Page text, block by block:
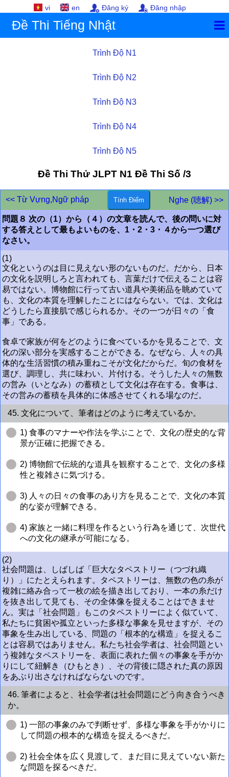
vi en Đăng ký Đăng nhập
Đề Thi Tiếng Nhật
Trình Độ N1
Trình Độ N2
Trình Độ N3
Trình Độ N4
Trình Độ N5
Đề Thi Thử JLPT N1 Đề Thi Số /3
<< Từ Vựng,Ngữ pháp Nghe (聴解) >>
問題８ 次の（1）から（４）の文章を読んで、後の問いに対
する答えとして最もよいものを、1・2・3・４から一つ選び
なさい。
(1)
文化というのは目に見えない形のないものだ。だから、日本
の文化を説明しろと言われても、言葉だけで伝えることは容
易ではない。博物館に行って古い道具や美術品を眺めていて
も、文化の本質を理解したことにはならない。では、文化は
どうしたら直接肌で感じられるか。その一つが日々の「食
事」である。
食卓で家族が何をどのように食べているかを見ることで、文
化の深い部分を実感することができる。なぜなら、人々の具
体的な生活習慣の積み重ねこそが文化だからだ。旬の食材を
選び、調理し、共に味わい、片付ける。そうした人々の無数
の営み（いとなみ）の蓄積として文化は存在する。食事は、
その営みの蓄積を具体的に体感させてくれる場なのだ。
45. 文化について、筆者はどのように考えているか。
1) 食事のマナーや作法を学ぶことで、文化の歴史的な背
景が正確に把握できる。
2) 博物館で伝統的な道具を観察することで、文化の多様
性と複雑さに気づける。
3) 人々の日々の食事のあり方を見ることで、文化の本質
的な姿が理解できる。
4) 家族と一緒に料理を作るという行為を通じて、次世代
への文化の継承が可能になる。
(2)
社会問題は、しばしば「巨大なタペストリー（つづれ織
り）」にたとえられます。タペストリーは、無数の色の糸が
複雑に絡み合って一枚の絵を描き出しており、一本の糸だけ
を抜き出して見ても、その全体像を捉えることはできませ
ん。実は「社会問題」もこのタペストリーによく似ていて、
私たちに貧困や孤立といった多様な事象を見せますが、その
事象を生み出している、問題の「根本的な構造」を捉えるこ
とは容易ではありません。私たち社会学者は、社会問題とい
う複雑なタペストリーを、表面に表れた個々の事象を手がか
りにして紐解き（ひもとき）、その背後に隠された真の原因
をあぶり出さなければならないのです。
46. 筆者によると、社会学者は社会問題にどう向き合うべき
か。
1) 一部の事象のみで判断せず、多様な事象を手がかりに
して問題の根本的な構造を捉えるべきだ。
2) 社会全体を広く見渡して、まだ目に見えていない新た
な問題を探るべきだ。